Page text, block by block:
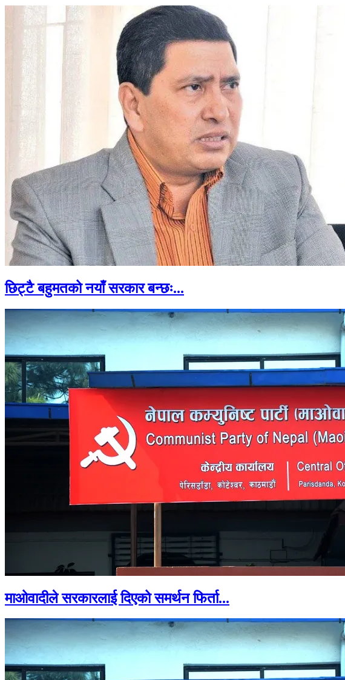
छिट्टै बहुमतको नयाँ सरकार बन्छः...
माओवादीले सरकारलाई दिएको समर्थन फिर्ता...